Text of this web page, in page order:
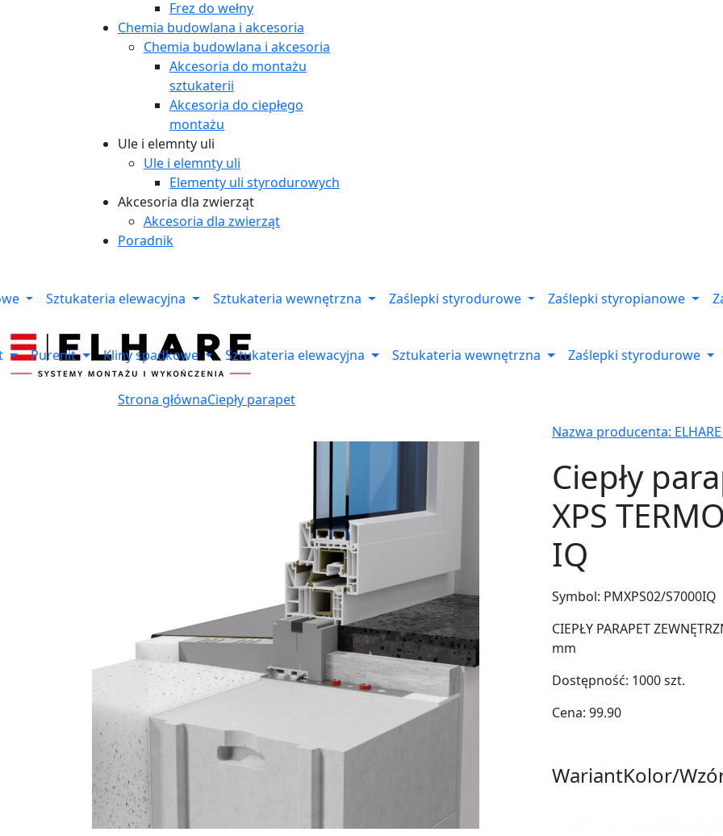
Frez do wełny
Chemia budowlana i akcesoria
Chemia budowlana i akcesoria
Akcesoria do montażu
sztukaterii
Akcesoria do ciepłego
montażu
Ule i elemnty uli
Ule i elemnty uli
Elementy uli styrodurowych
Akcesoria dla zwierząt
Akcesoria dla zwierząt
Poradnik
Sztukateria elewacyjna Sztukateria wewnętrzna Zaślepki styrodurowe Zaślepki styropianowe
Purenit Kliny spadkowe Sztukateria elewacyjna Sztukateria wewnętrzna Zaślepki styrodurowe
Strona głównaCiepły parapet
Nazwa producenta: ELHARE
Ciepły
XPS
IQ
Symbol: PMXPS02/S7000IQ
CIEPŁY PARAPET
mm
Dostępność: 1000szt.
Cena: 99.90
WariantKolor/